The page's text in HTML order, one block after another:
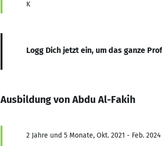
K
Logg Dich jetzt ein, um das ganze
Ausbildung von Abdu Al-Fakih
2 Jahre und 5 Monate, Okt. 2021 - Feb. 2024